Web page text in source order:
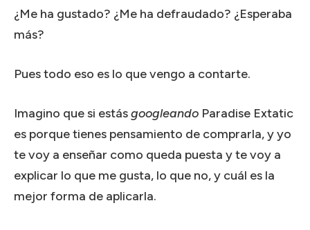
¿Me ha gustado? ¿Me ha defraudado? ¿Esperaba
más?
Pues todo eso es lo que vengo a contarte.
Imagino que si estásgoogleando Paradise Extatic
es porque tienes pensamiento de comprarla, y yo
te voy a enseñar como queda puesta y te voy a
explicar lo que me gusta, lo que no, y cuál es la
mejor forma de aplicarla.